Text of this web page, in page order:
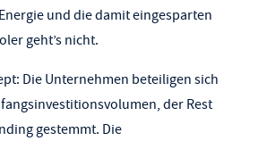
und die damit eingesparten
geht’s nicht.
Die Unternehmen beteiligen sich
der Rest
gestemmt. Die